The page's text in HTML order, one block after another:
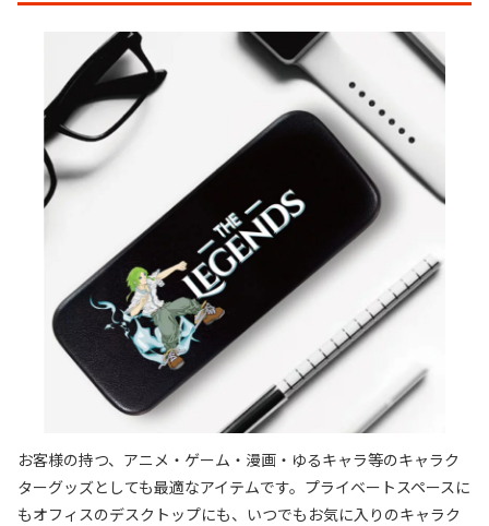
お客様の持つ、アニメ・ゲーム・漫画・ゆるキャラ等のキャラク
ターグッズとしても最適なアイテムです。プライベートスペースに
もオフィスのデスクトップにも、いつでもお気に入りのキャラク